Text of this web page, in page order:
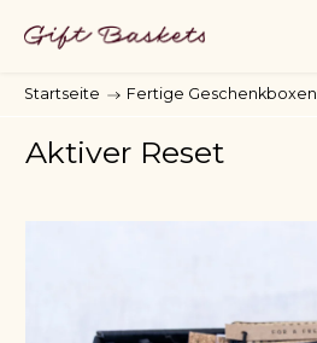
Startseite / Fertige Geschenkboxen
Aktiver Reset